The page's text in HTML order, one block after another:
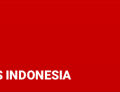
INDONESIA